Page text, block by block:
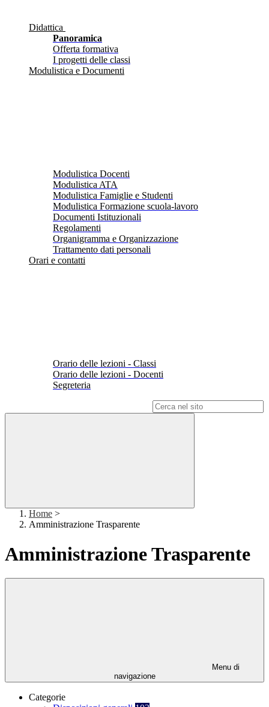
Didattica
Panoramica
Offerta formativa
I progetti delle classi
Modulistica e Documenti
Modulistica Docenti
Modulistica ATA
Modulistica Famiglie e Studenti
Modulistica Formazione scuola-lavoro
Documenti Istituzionali
Regolamenti
Organigramma e Organizzazione
Trattamento dati personali
Orari e contatti
Orario delle lezioni - Classi
Orario delle lezioni - Docenti
Segreteria
Home >
Amministrazione Trasparente
Amministrazione Trasparente
Menu di
navigazione
Categorie